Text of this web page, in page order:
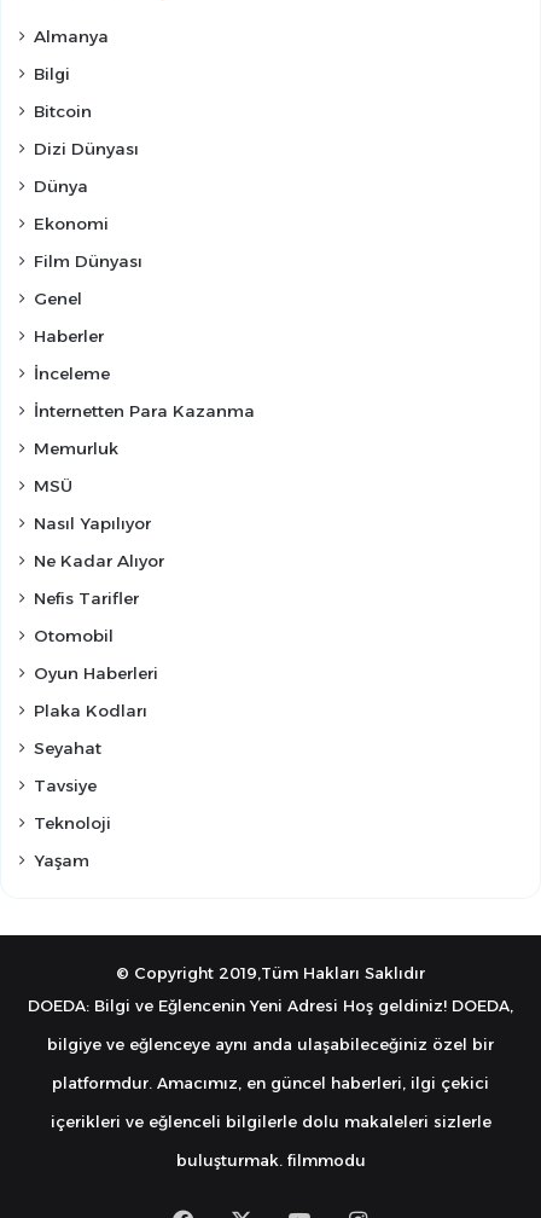
Almanya
Bilgi
Bitcoin
Dizi Dünyası
Dünya
Ekonomi
Film Dünyası
Genel
Haberler
İnceleme
İnternetten Para Kazanma
Memurluk
MSÜ
Nasıl Yapılıyor
Ne Kadar Alıyor
Nefis Tarifler
Otomobil
Oyun Haberleri
Plaka Kodları
Seyahat
Tavsiye
Teknoloji
Yaşam
© Copyright 2019,Tüm Hakları Saklıdır
DOEDA: Bilgi ve Eğlencenin Yeni Adresi Hoş geldiniz! DOEDA,
bilgiye ve eğlenceye aynı anda ulaşabileceğiniz özel bir
platformdur. Amacımız, en güncel haberleri, ilgi çekici
içerikleri ve eğlenceli bilgilerle dolu makaleleri sizlerle
buluşturmak. filmmodu